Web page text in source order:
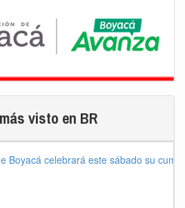
visto en BR
Boyacá celebrará este sábado su